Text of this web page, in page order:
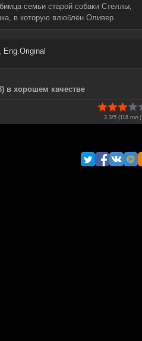
семьи старой собаки Стеллы,
в которую влюблён Оливер.
в хорошем качестве
3.3/5 (118 гол.)